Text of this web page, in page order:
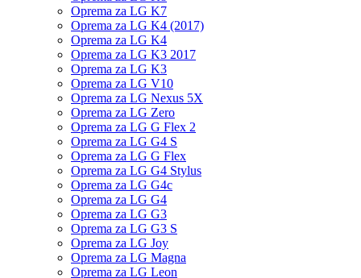
Oprema za LG K7
Oprema za LG K4 (2017)
Oprema za LG K4
Oprema za LG K3 2017
Oprema za LG K3
Oprema za LG V10
Oprema za LG Nexus 5X
Oprema za LG Zero
Oprema za LG G Flex 2
Oprema za LG G4 S
Oprema za LG G Flex
Oprema za LG G4 Stylus
Oprema za LG G4c
Oprema za LG G4
Oprema za LG G3
Oprema za LG G3 S
Oprema za LG Joy
Oprema za LG Magna
Oprema za LG Leon